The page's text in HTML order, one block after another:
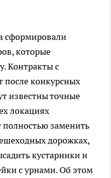
сформировали
которые
Контракты с
после конкурсных
известны точные
локациях
заменить
дорожках,
кустарники и
с урнами. Об этом